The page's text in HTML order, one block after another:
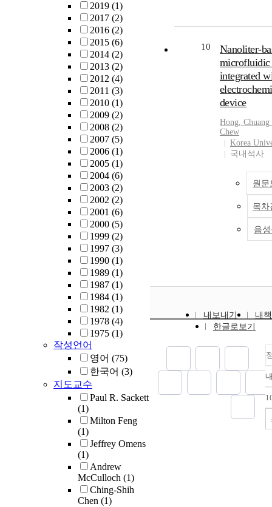
2019 (1)
2017 (2)
2016 (2)
2015 (6)
2014 (2)
2013 (2)
2012 (4)
2011 (3)
2010 (1)
2009 (2)
2008 (2)
2007 (5)
2006 (1)
2005 (1)
2004 (6)
2003 (2)
2002 (2)
2001 (6)
2000 (5)
1999 (2)
1997 (3)
1990 (1)
1989 (1)
1987 (1)
1984 (1)
1982 (1)
1978 (4)
1975 (1)
작성언어
영어 (75)
한국어 (3)
지도교수
Paul R. Sackett
(1)
Milton Feng
(1)
Jeffrey Omens
(1)
Andrew
McCulloch (1)
Ching-Shih
Chen (1)
10
Nanoliter-
microfluidic
integrated
device
Hong, Chuang
Chew
Korea
국내석사
원문
목차
음
내보내기
내
한글로보기